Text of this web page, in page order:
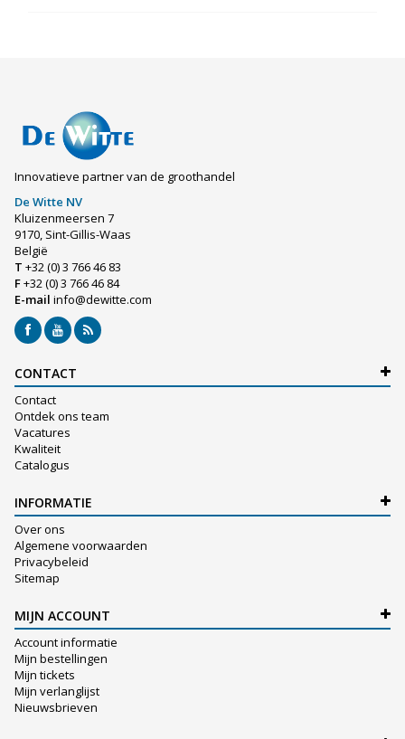
Innovatieve partner van de groothandel
De Witte NV
Kluizenmeersen 7
9170, Sint-Gillis-Waas
België
T +32 (0) 3 766 46 83
F+32 (0) 3 766 46 84
E-mail info@dewitte.com
CONTACT
Contact
Ontdek ons team
Vacatures
Kwaliteit
Catalogus
INFORMATIE
Over ons
Algemene voorwaarden
Privacybeleid
Sitemap
MIJN ACCOUNT
Account informatie
Mijn bestellingen
Mijn tickets
Mijn verlanglijst
Nieuwsbrieven